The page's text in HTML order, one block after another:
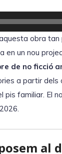
obra tan
en un nou
de no ficció
a partir
familiar. El